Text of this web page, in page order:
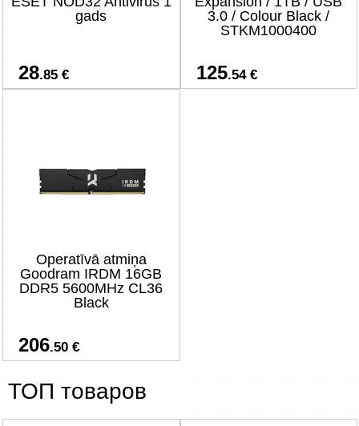
gads
28.85 €
3.0 / Colour Black /
STKM1000400
125.54 €
Operatīvā atmiņa
Goodram IRDM 16GB
DDR5 5600MHz CL36
Black
206.50 €
ТОП товаров